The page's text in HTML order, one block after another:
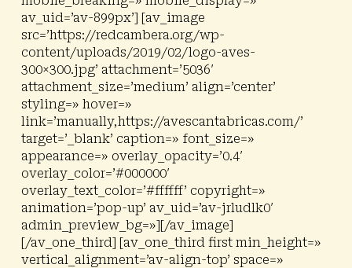
av_uid=’av-899px’] [av_image
src=’https://redcambera.org/wp-
content/uploads/2019/02/logo-aves-
300×300.jpg’ attachment=’5036′
attachment_size=’medium’ align=’center’
styling=» hover=»
link=’manually,https://avescantabricas.com/’
target=’_blank’ caption=» font_size=»
appearance=» overlay_opacity=’0.4′
overlay_color=’#000000′
overlay_text_color=’#ffffff’ copyright=»
animation=’pop-up’ av_uid=’av-jrludlk0′
admin_preview_bg=»][/av_image]
[/av_one_third] [av_one_third first min_height=»
vertical_alignment=’av-align-top’ space=»